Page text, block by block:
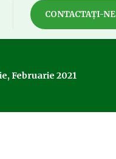
CONTACTAȚI-NE
Februarie 2021